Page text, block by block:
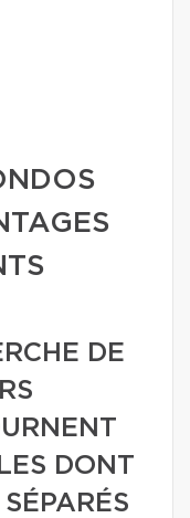
DE
DONT